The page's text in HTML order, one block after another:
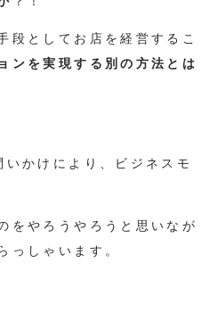
段としてお店を経営するこ
ンを実現する別の方法とは
かけにより、ビジネスモ
をやろうやろうと思いなが
っしゃいます。